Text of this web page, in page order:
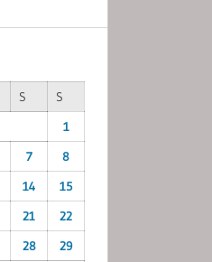
S
S
1
7
8
14
15
21
22
28
29